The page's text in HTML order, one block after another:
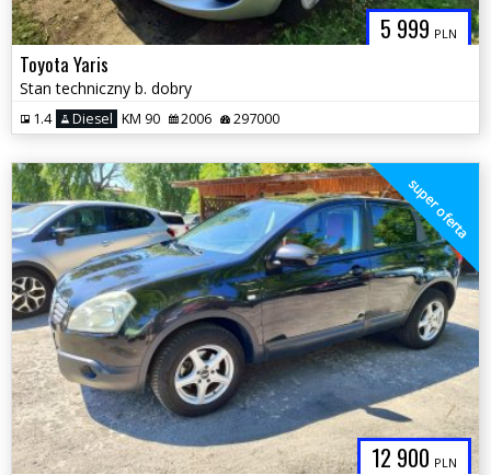
5 999 PLN
Toyota Yaris
Stan techniczny b. dobry
1.4 Diesel KM 90 2006 297000
12 900 PLN
super oferta